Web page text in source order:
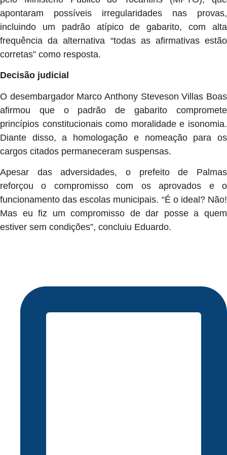
apontaram possíveis irregularidades nas provas,
incluindo um padrão atípico de gabarito, com alta
frequência da alternativa “todas as afirmativas estão
corretas” como resposta.
Decisão judicial
O desembargador Marco Anthony Steveson Villas Boas
afirmou que o padrão de gabarito compromete
princípios constitucionais como moralidade e isonomia.
Diante disso, a homologação e nomeação para os
cargos citados permaneceram suspensas.
Apesar das adversidades, o prefeito de Palmas
reforçou o compromisso com os aprovados e o
funcionamento das escolas municipais. “É o ideal? Não!
Mas eu fiz um compromisso de dar posse a quem
estiver sem condições”, concluiu Eduardo.